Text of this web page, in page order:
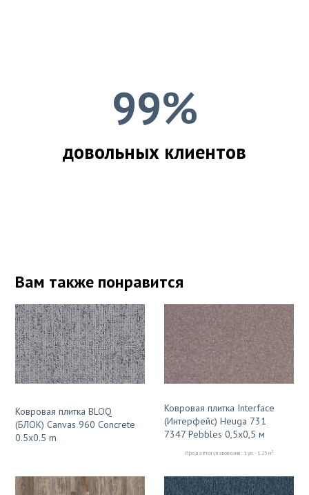
99%
довольных клиентов
Вам также понравится
Ковровая плитка BLOQ
(БЛОК) Canvas 960 Concrete
0.5x0.5 m
Ковровая плитка Interface
(Интерфейс) Heuga 731
7347 Pebbles 0,5х0,5 м
Продаётся упаковками: 1 уп. - 1.25 м2